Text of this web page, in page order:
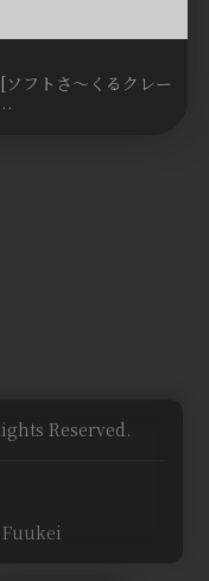
フトさ～くるクレー
Reserved.